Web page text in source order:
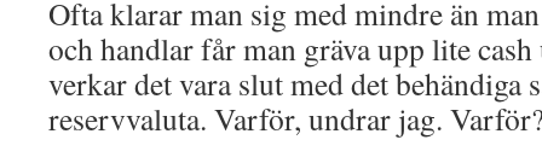
Ofta klarar man sig med mindre än
och handlar får man gräva upp lite
verkar det vara slut med det behändiga
reservvaluta. Varför, undrar jag.